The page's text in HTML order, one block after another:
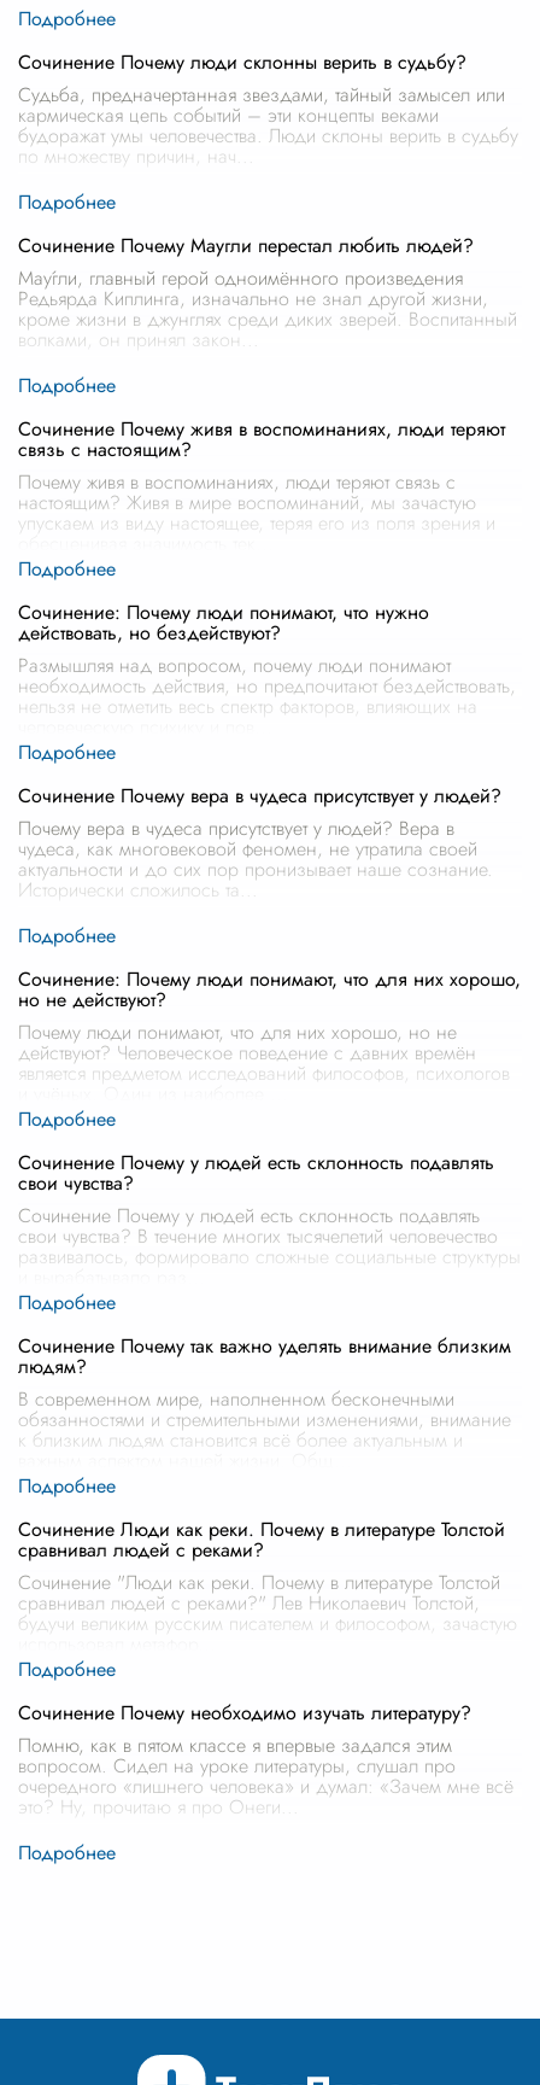
Сочинение Почему люди склонны верить в судьбу?
Судьба, предначертанная звездами, тайный замысел или
кармическая цепь событий – эти концепты веками
будоражат умы человечества. Люди склоны верить в судьбу
по множеству причин, нач
Сочинение Почему Маугли перестал любить людей?
Мау́гли, главный герой одноимённого произведения
Редьярда Киплинга, изначально не знал другой жизни,
кроме жизни в джунглях среди диких зверей. Воспитанный
волками, он принял закон
Сочинение Почему живя в воспоминаниях, люди теряют
связь с настоящим?
Почему живя в воспоминаниях, люди теряют связь с
настоящим? Живя в мире воспоминаний, мы зачастую
упускаем из виду настоящее, теряя его из поля зрения и
Сочинение: Почему люди понимают, что нужно
действовать, но бездействуют?
Размышляя над вопросом, почему люди понимают
необходимость действия, но предпочитают бездействовать,
нельзя не отметить весь спектр факторов, влияющих на
Сочинение Почему вера в чудеса присутствует у людей?
Почему вера в чудеса присутствует у людей? Вера в
чудеса, как многовековой феномен, не утратила своей
актуальности и до сих пор пронизывает наше сознание.
Исторически сложилось та
Сочинение: Почему люди понимают, что для них хорошо,
но не действуют?
Почему люди понимают, что для них хорошо, но не
действуют? Человеческое поведение с давних времён
является предметом исследований философов, психологов
Сочинение Почему у людей есть склонность подавлять
свои чувства?
Сочинение Почему у людей есть склонность подавлять
свои чувства? В течение многих тысячелетий человечество
развивалось, формировало сложные социальные структуры
Сочинение Почему так важно уделять внимание близким
людям?
В современном мире, наполненном бесконечными
обязанностями и стремительными изменениями, внимание
к близким людям становится всё более актуальным и
Сочинение Люди как реки. Почему в литературе Толстой
сравнивал людей с реками?
Сочинение "Люди как реки. Почему в литературе Толстой
сравнивал людей с реками?" Лев Николаевич Толстой,
будучи великим русским писателем и философом, зачастую
Сочинение Почему необходимо изучать литературу?
Помню, как в пятом классе я впервые задался этим
вопросом. Сидел на уроке литературы, слушал про
очередного «лишнего человека» и думал: «Зачем мне всё
это? Ну, прочитаю я про Онеги